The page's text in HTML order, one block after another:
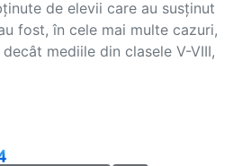
de elevii care au susținut
fost, în cele mai multe cazuri,
mediile din clasele V-VIII,